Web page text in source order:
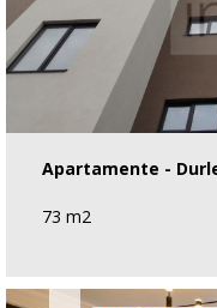
Apartamente -
73 m2